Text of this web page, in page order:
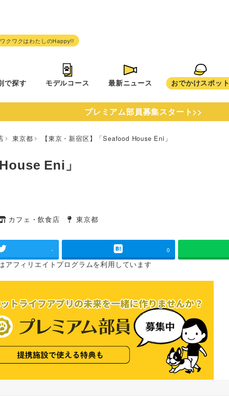
で探す モデルコース 最新ニュース おでかけスポット
プレミアム部員募集スタート>>
東京都 【東京・新宿区】「Seafood House Eni」
Eni」
グ
カフェ・飲食店
タグ
東京都
- 0
アフィリエイトプログラムを利用しています